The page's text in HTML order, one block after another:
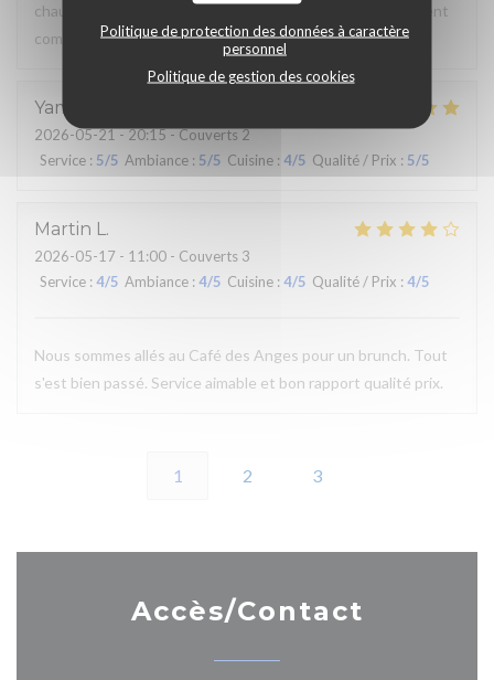
Politique de protection des données à caractère
personnel
Politique de gestion des cookies
chaude. Pas de pain ni viennoiseries mais c'est suffisamment
complet et les produits sont très frais!
Yaminna
2026-05-21- 20:15 - Couverts 2
Service : 5/5 Ambiance : 5/5 Cuisine : 4/5 Qualité / Prix : 5/5
Martin L
2026-05-17 - 11:00 - Couverts 3
Service : 4/5 Ambiance : 4/5 Cuisine : 4/5 Qualité / Prix : 4/5
Nous sommes allés au Café des Anges pour un brunch. Tout
s'est bien passé. Service aimable et bon rapport qualité prix.
1 2 3
Accès/Contact